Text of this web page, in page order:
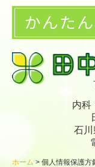
診療案内
医師紹介
施設・設備紹介
地図・交通案内
内科
石
ホーム 個人情報保護方